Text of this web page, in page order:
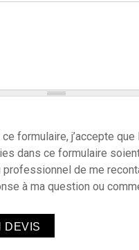
formulaire, j’accepte que
dans ce formulaire
professionnel de me
à ma question ou